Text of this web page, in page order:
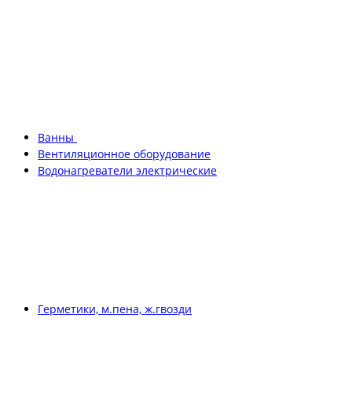
Ванны
Вентиляционное оборудование
Водонагреватели электрические
Герметики, м.пена, ж.гвозди